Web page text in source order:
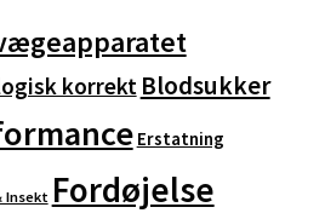
korrekt Blodsukker
Erstatning
Insekt Fordøjelse